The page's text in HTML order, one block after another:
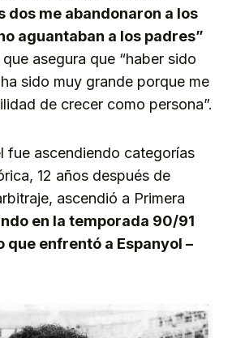
dos me abandonaron a los
aguantaban a los padres”
asegura que “haber sido
sido muy grande porque me
de crecer como persona”.
fue ascendiendo categorías
12 años después de
ascendió a Primera
en la temporada 90/91
que enfrentó a Espanyol –